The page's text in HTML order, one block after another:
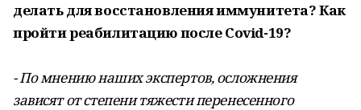
делать для восстановления иммунитета? Как
пройти реабилитацию после Covid-19?
- По мнению наших экспертов, осложнения
зависят от степени тяжести перенесенного